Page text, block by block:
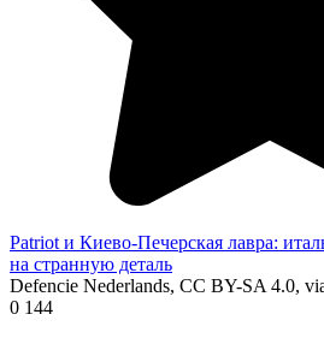
Patriot и Киево-Печерская лавра:
на странную деталь
Defencie Nederlands, CC BY-SA 4.0,
0 144